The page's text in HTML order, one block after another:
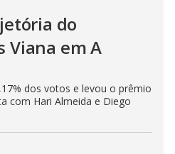
do
Viana em A
dos votos e levou o prêmio
com Hari Almeida e Diego